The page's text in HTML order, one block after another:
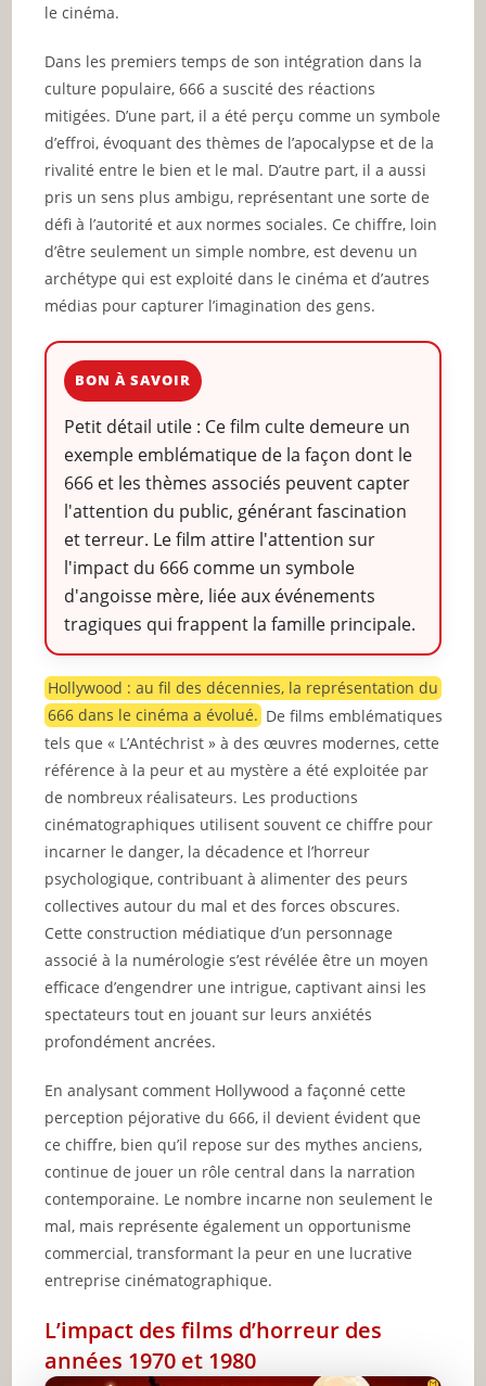
le cinéma.
Dans les premiers temps de son intégration dans la
culture populaire, 666 a suscité des réactions
mitigées. D’une part, il a été perçu comme un symbole
d’effroi, évoquant des thèmes de l’apocalypse et de la
rivalité entre le bien et le mal. D’autre part, il a aussi
pris un sens plus ambigu, représentant une sorte de
défi à l’autorité et aux normes sociales. Ce chiffre, loin
d’être seulement un simple nombre, est devenu un
archétype qui est exploité dans le cinéma et d’autres
médias pour capturer l’imagination des gens.
BON À SAVOIR
Petit détail utile : Ce film culte demeure un
exemple emblématique de la façon dont le
666 et les thèmes associés peuvent capter
l'attention du public, générant fascination
et terreur. Le film attire l'attention sur
l'impact du 666 comme un symbole
d'angoisse mère, liée aux événements
tragiques qui frappent la famille principale.
Hollywood : au fil des décennies, la représentation du
666 dans le cinéma a évolué. De films emblématiques
tels que « L’Antéchrist » à des œuvres modernes, cette
référence à la peur et au mystère a été exploitée par
de nombreux réalisateurs. Les productions
cinématographiques utilisent souvent ce chiffre pour
incarner le danger, la décadence et l’horreur
psychologique, contribuant à alimenter des peurs
collectives autour du mal et des forces obscures.
Cette construction médiatique d’un personnage
associé à la numérologie s’est révélée être un moyen
efficace d’engendrer une intrigue, captivant ainsi les
spectateurs tout en jouant sur leurs anxiétés
profondément ancrées.
En analysant comment Hollywood a façonné cette
perception péjorative du 666, il devient évident que
ce chiffre, bien qu’il repose sur des mythes anciens,
continue de jouer un rôle central dans la narration
contemporaine. Le nombre incarne non seulement le
mal, mais représente également un opportunisme
commercial, transformant la peur en une lucrative
entreprise cinématographique.
L’impact des films d’horreur des
années 1970 et 1980